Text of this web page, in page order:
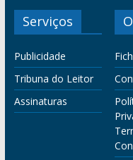
Serviços
Publicidade
Tribuna do Leitor
Assinaturas